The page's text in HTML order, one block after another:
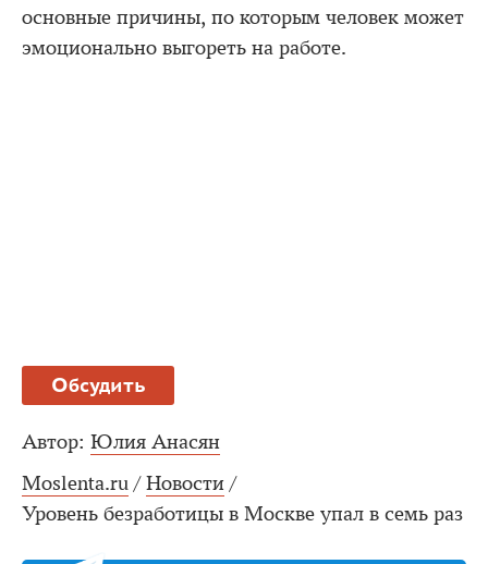
основные причины, по которым человек может
эмоционально выгореть на работе.
Обсудить
Автор: Юлия Анасян
Moslenta.ru / Новости /
Уровень безработицы в Москве упал в семь раз